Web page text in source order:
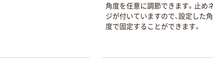
角度を任意に調節できます。止め
ジが付いていますので、設定した角
度で固定することができます。